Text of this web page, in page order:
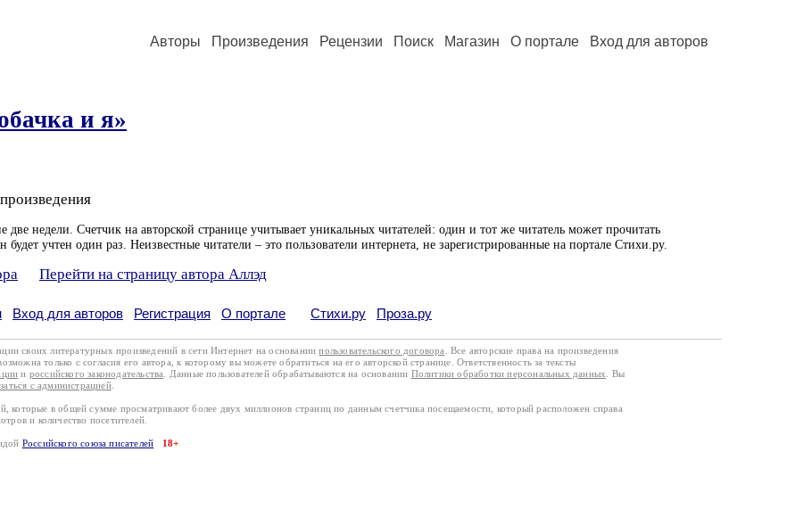
Авторы Произведения Рецензии Поиск Магазин О портале Вход для авторов
и я»
недели. Счетчик на авторской странице учитывает уникальных читателей: один и тот же читатель может прочитать
учтен один раз. Неизвестные читатели – это пользователи интернета, не зарегистрированные на портале Стихи.ру.
Перейти на страницу автора Аллэд
Вход для авторов Регистрация О портале Стихи.ру Проза.ру
своих литературных произведений в сети Интернет на основаниипользовательского договора
. Все авторские права на произведения
только с согласия его автора, к которому вы можете обратиться на его авторской странице. Ответственность за тексты
и российского законодательства . Данные пользователей обрабатываются на основании Политики обработки персональных данных
. Вы
с администрацией.
которые в общей сумме просматривают более двух миллионов страниц по данным счетчика посещаемости, который расположен справа
и количество посетителей.
Российского союза писателей 18+